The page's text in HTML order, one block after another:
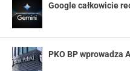
Google całkowicie
PKO BP wprowadza